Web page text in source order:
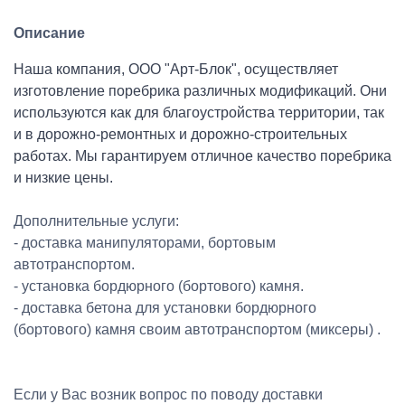
Описание
Наша компания, ООО "Арт-Блок", осуществляет
изготовление поребрика различных модификаций. Они
используются как для благоустройства территории, так
и в дорожно-ремонтных и дорожно-строительных
работах. Мы гарантируем отличное качество поребрика
и низкие цены.
Дополнительные услуги:
- доставка манипуляторами, бортовым
автотранспортом.
- установка бордюрного (бортового) камня.
- доставка бетона для установки бордюрного
(бортового) камня своим автотранспортом (миксеры) .
Если у Вас возник вопрос по поводу доставки